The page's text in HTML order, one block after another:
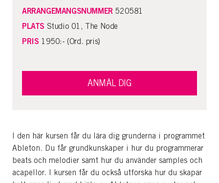
I den här kursen får du lära dig grunderna i programmet
Ableton. Du får grundkunskaper i hur du programmerar
beats och melodier samt hur du använder samples och
acapellor. I kursen får du också utforska hur du skapar
ARRANGEMANGSNUMMER 520581
PLATS Studio 01, The Node
PRIS 1950:- (Ord. pris)
ANMÄL DIG